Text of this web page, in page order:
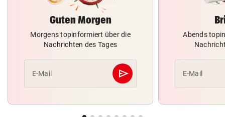
Guten Morgen
Morgens topinformiert über die
Nachrichten des Tages
E-Mail send
Abschicken
Abends
E-Mail